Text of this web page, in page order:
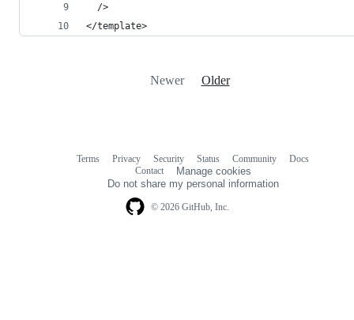
  />
</template>
Newer Older
© 2026 GitHub, Inc.
Terms Privacy Security Status Community
Docs
Contact
Manage cookies
Do not share my personal information